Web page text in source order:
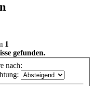
1
gefunden.
nach: